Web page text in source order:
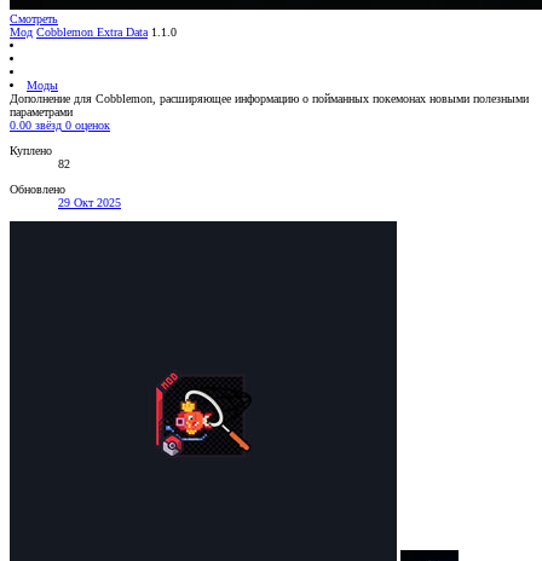
Смотреть
Мод Cobblemon Extra Data 1.1.0
Моды
Дополнение для Cobblemon, расширяющее информацию о пойманных покемонах новыми полезными
параметрами
0.00 звёзд 0 оценок
Куплено
82
Обновлено
29 Окт 2025